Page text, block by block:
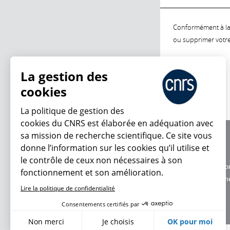
Conformément à
ou supprimer
Charte
Données
La gestion des
cookies
La politique de gestion des
cookies du CNRS est élaborée en adéquation avec
sa mission de recherche scientifique. Ce site vous
donne l’information sur les cookies qu’il utilise et
le contrôle de ceux non nécessaires à son
fonctionnement et son amélioration.
Lire la politique de confidentialité
Consentements certifiés par
Non merci Je choisis OK pour moi